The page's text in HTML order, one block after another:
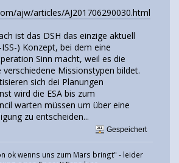
ajw/articles/AJ201706290030.html
ist das DSH das einzige aktuell
) Konzept, bei dem eine
Sinn macht, weil es die
verschiedene Missionstypen bildet.
sich dei Planungen
wird die ESA bis zum
warten müssen um über eine
zu entscheiden...
Gespeichert
ok wenns uns zum Mars bringt" - leider